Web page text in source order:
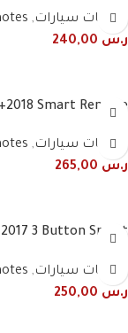
ريموتات سيارات,
ر.س
Smart Remote
ريموتات سيارات,
ر.س
3 Button Smart
ريموتات سيارات,
ر.س